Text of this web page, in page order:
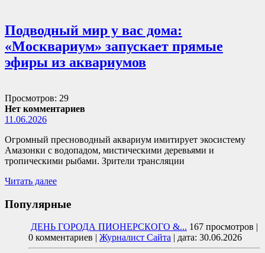
Подводный мир у вас дома:
«Москвариум» запускает прямые
эфиры из аквариумов
Просмотров: 29
Нет комментариев
11.06.2026
Огромный пресноводный аквариум имитирует экосистему
Амазонки с водопадом, мистическими деревьями и
тропическими рыбами. Зрители трансляции
Читать далее
Популярные
ДЕНЬ ГОРОДА ПИОНЕРСКОГО &... 167 просмотров
0 комментариев
Журналист Сайта дата: 30.06.2026